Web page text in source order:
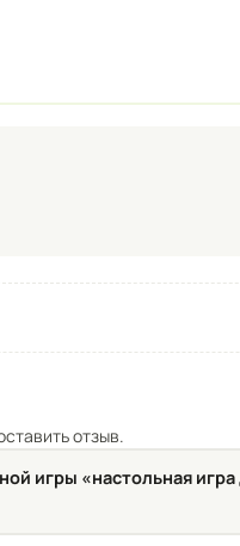
отзыв.
игры «настольная